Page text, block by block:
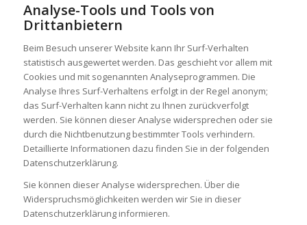
Analyse-Tools und Tools von
Drittanbietern
Beim Besuch unserer Website kann Ihr Surf-Verhalten
statistisch ausgewertet werden. Das geschieht vor allem mit
Cookies und mit sogenannten Analyseprogrammen. Die
Analyse Ihres Surf-Verhaltens erfolgt in der Regel anonym;
das Surf-Verhalten kann nicht zu Ihnen zurückverfolgt
werden. Sie können dieser Analyse widersprechen oder sie
durch die Nichtbenutzung bestimmter Tools verhindern.
Detaillierte Informationen dazu finden Sie in der folgenden
Datenschutzerklärung.
Sie können dieser Analyse widersprechen. Über die
Widerspruchsmöglichkeiten werden wir Sie in dieser
Datenschutzerklärung informieren.